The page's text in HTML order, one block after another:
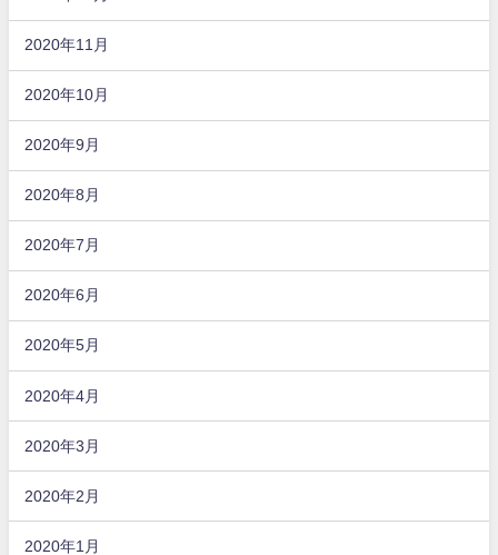
2020年11月
2020年10月
2020年9月
2020年8月
2020年7月
2020年6月
2020年5月
2020年4月
2020年3月
2020年2月
2020年1月